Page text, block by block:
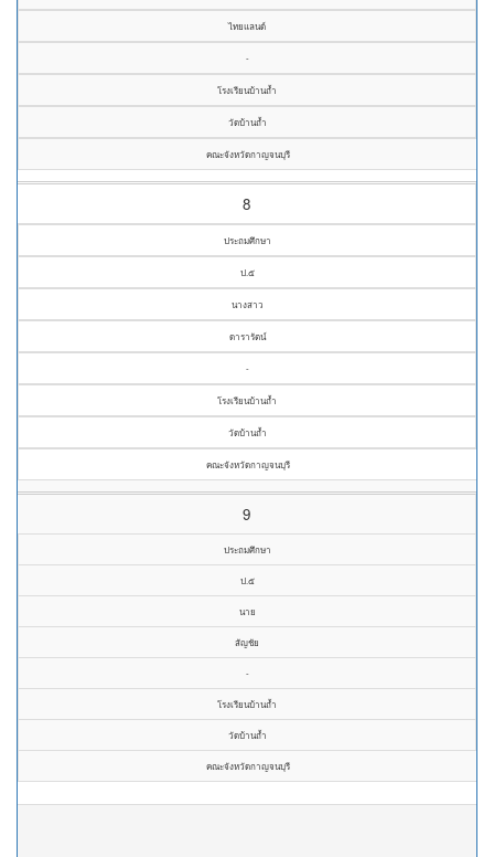
ไทยแลนด์
-
โรงเรียนบ้านถ้ำ
วัดบ้านถ้ำ
คณะจังหวัดกาญจนบุรี
8
ประถมศึกษา
ป.๕
นางสาว
ดารารัตน์
-
โรงเรียนบ้านถ้ำ
วัดบ้านถ้ำ
คณะจังหวัดกาญจนบุรี
9
ประถมศึกษา
ป.๕
นาย
สัญชัย
-
โรงเรียนบ้านถ้ำ
วัดบ้านถ้ำ
คณะจังหวัดกาญจนบุรี